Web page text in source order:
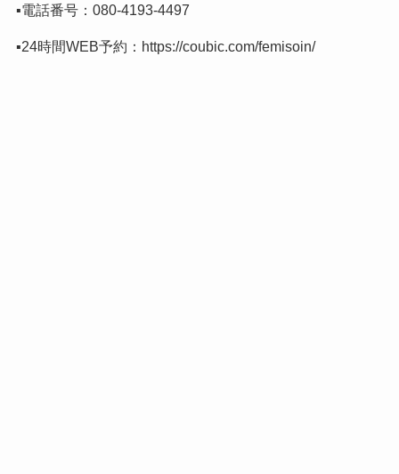
▪️電話番号： 080-4193-4497
▪️24時間WEB予約： https://coubic.com/femisoin/